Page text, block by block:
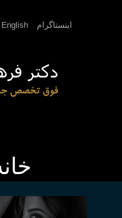
اینستاگرام English